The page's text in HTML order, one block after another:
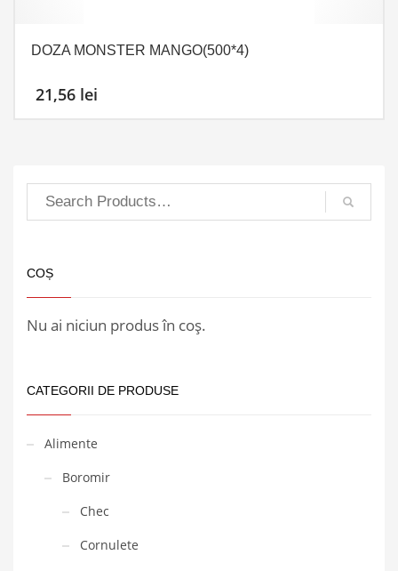
DOZA MONSTER MANGO(500*4)
21,56 lei
COȘ
Nu ai niciun produs în coș.
CATEGORII DE PRODUSE
Alimente
Boromir
Chec
Cornulete